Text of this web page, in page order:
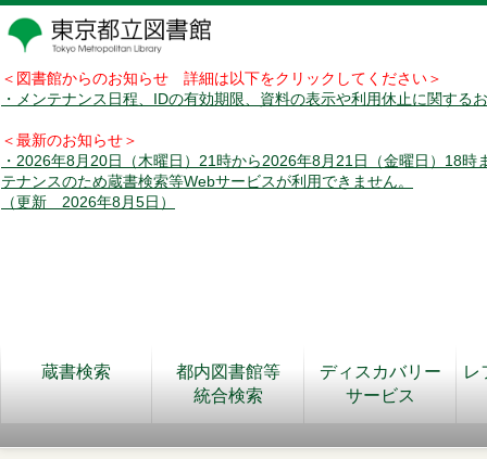
＜図書館からのお知らせ 詳細は以下をクリックしてください＞
・メンテナンス日程、IDの有効期限、資料の表示や利用休止に関する
＜最新のお知らせ＞
・2026年8月20日（木曜日）21時から2026年8月21日（金曜日）18時
テナンスのため蔵書検索等Webサービスが利用できません。
（更新 2026年8月5日）
蔵書検索
都内図書館等
統合検索
ディスカバリー
サービス
レ